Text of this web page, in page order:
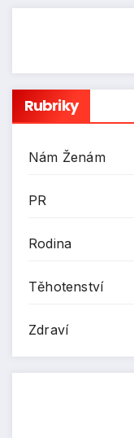
Rubriky
Nám Ženám
PR
Rodina
Těhotenství
Zdraví